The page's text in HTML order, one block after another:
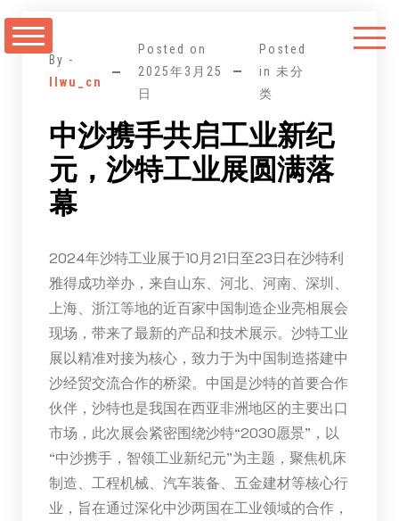
至
By -
llwu_cn
Posted on
2025年3月25
日
Posted
in 未分
类
中沙携手共启工业新纪
元，沙特工业展圆满落
幕
2024年沙特工业展于10月21日至23日在沙特利
雅得成功举办，来自山东、河北、河南、深圳、
上海、浙江等地的近百家中国制造企业亮相展会
现场，带来了最新的产品和技术展示。沙特工业
展以精准对接为核心，致力于为中国制造搭建中
沙经贸交流合作的桥梁。中国是沙特的首要合作
伙伴，沙特也是我国在西亚非洲地区的主要出口
市场，此次展会紧密围绕沙特“2030愿景”，以
“中沙携手，智领工业新纪元”为主题，聚焦机床
制造、工程机械、汽车装备、五金建材等核心行
业，旨在通过深化中沙两国在工业领域的合作，